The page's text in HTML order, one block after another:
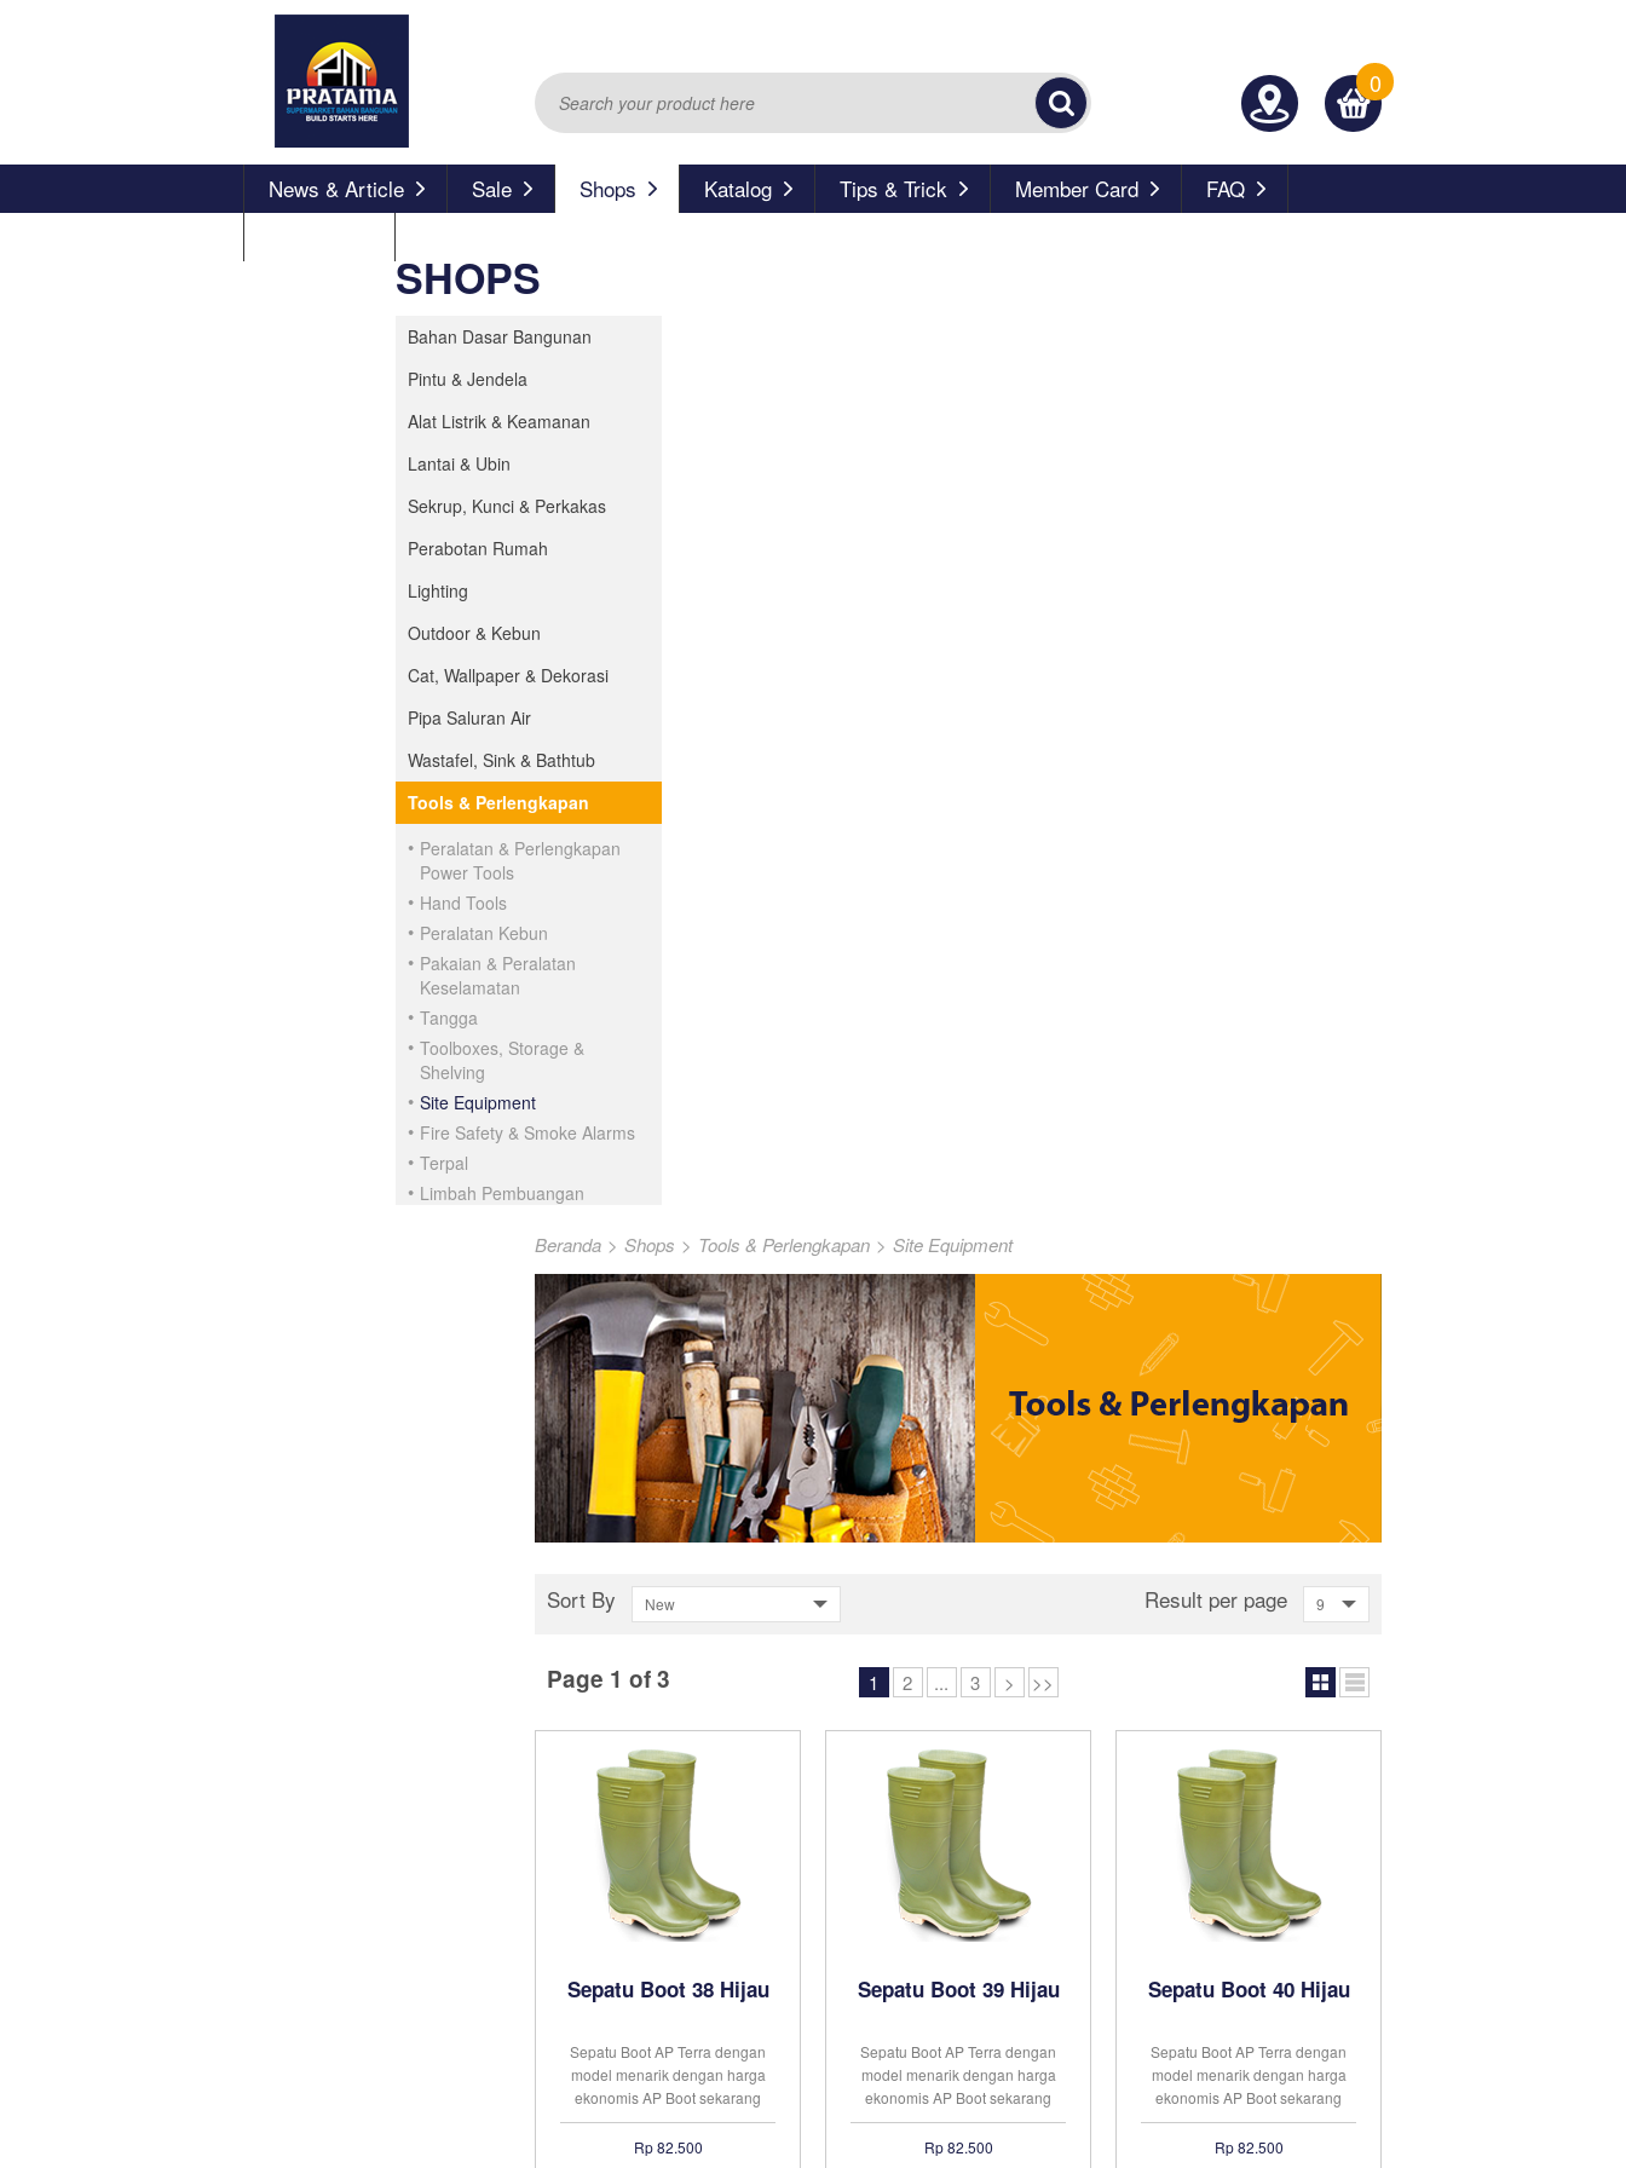
0
News & Article Sale Shops Katalog Tips & Trick Member Card
FAQ
SHOPS
Bahan Dasar Bangunan
Pintu & Jendela
Alat Listrik & Keamanan
Lantai & Ubin
Sekrup, Kunci & Perkakas
Perabotan Rumah
Lighting
Outdoor & Kebun
Cat, Wallpaper & Dekorasi
Pipa Saluran Air
Wastafel, Sink & Bathtub
Tools & Perlengkapan
Peralatan & Perlengkapan
Power Tools
Hand Tools
Peralatan Kebun
Pakaian & Peralatan
Keselamatan
Tangga
Toolboxes, Storage &
Shelving
Site Equipment
Fire Safety & Smoke Alarms
Terpal
Limbah Pembuangan
Beranda > Shops > Tools & Perlengkapan > Site Equipment
Sort By New Result per page 9
Page 1 of 3 1 2 ... 3 > >>
Sepatu Boot 38 Hijau
Sepatu Boot AP Terra dengan
model menarik dengan harga
ekonomis AP Boot sekarang
telah dikenal sebagai merek
sepatu boots yang paling
Rp 82.500
Sepatu Boot 39 Hijau
Sepatu Boot AP Terra dengan
model menarik dengan harga
ekonomis AP Boot sekarang
telah dikenal sebagai merek
sepatu boots yang paling
Rp 82.500
Sepatu Boot 40 Hijau
Sepatu Boot AP Terra dengan
model menarik dengan harga
ekonomis AP Boot sekarang
telah dikenal sebagai merek
sepatu boots yang paling
Rp 82.500